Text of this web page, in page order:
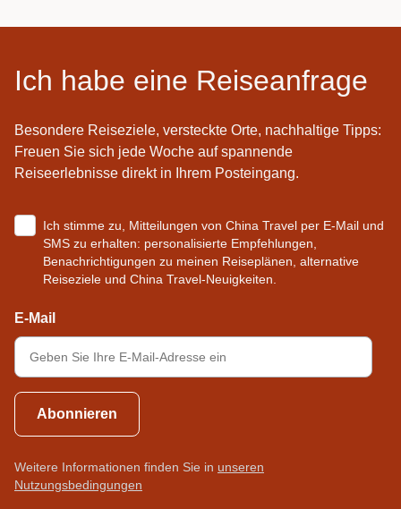
Ich habe eine Reiseanfrage
Besondere Reiseziele, versteckte Orte, nachhaltige Tipps:
Freuen Sie sich jede Woche auf spannende
Reiseerlebnisse direkt in Ihrem Posteingang.
Ich stimme zu, Mitteilungen von China Travel per E-Mail und
SMS zu erhalten: personalisierte Empfehlungen,
Benachrichtigungen zu meinen Reiseplänen, alternative
Reiseziele und China Travel-Neuigkeiten.
E-Mail
Abonnieren
Weitere Informationen finden Sie in unseren
Nutzungsbedingungen